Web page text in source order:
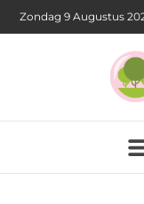
Zondag 9 Augustus